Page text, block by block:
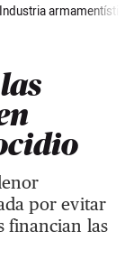
Industria armamentística
por evitar
financian las